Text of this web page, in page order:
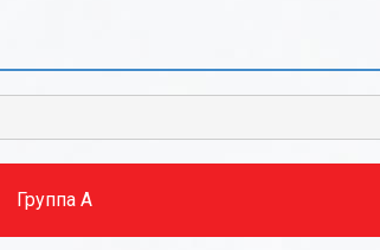
Б
Е
Группа А